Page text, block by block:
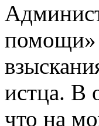
помощи»
истца. В
что на